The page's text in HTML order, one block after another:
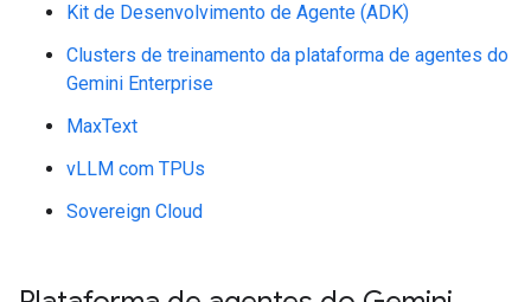
Kit de Desenvolvimento de Agente (ADK)
Clusters de treinamento da plataforma de agentes do
Gemini Enterprise
MaxText
vLLM com TPUs
Sovereign Cloud